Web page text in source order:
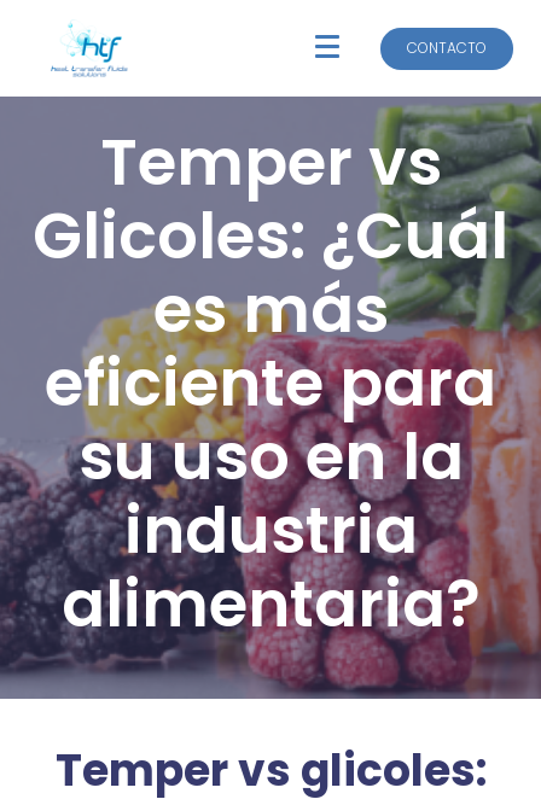
CONTACTO
Temper vs
Glicoles: ¿Cuál
es más
eficiente para
su uso en la
industria
alimentaria?
Temper vs glicoles: